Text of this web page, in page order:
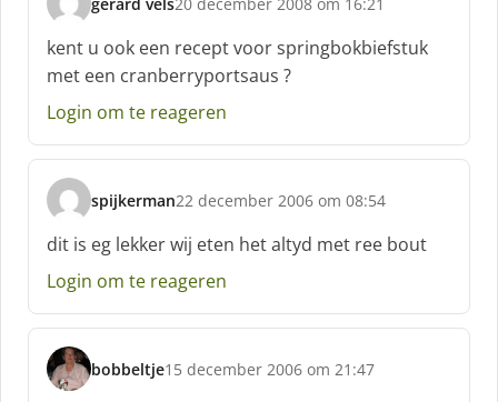
:s
c
h
r
e
f
kent u ook een recept voor springbokbiefstuk
met een cranberryportsaus ?
Login om te reageren
spijkerman
s
h
r
e
f
:
22 december 2006 om 08:54
dit is eg lekker wij eten het altyd met ree bout
Login om te reageren
bobbeltje
s
15 december 2006 om 21:47